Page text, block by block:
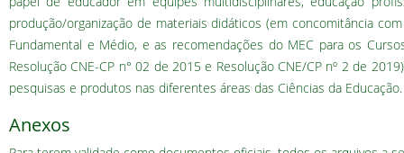
produção/organização de materiais didáticos (em concomitância
Fundamental e Médio, e as recomendações do MEC para os
Resolução CNE-CP n° 02 de 2015 e Resolução CNE/CP nº 2 de
pesquisas e produtos nas diferentes áreas das Ciências da Educação.
Anexos